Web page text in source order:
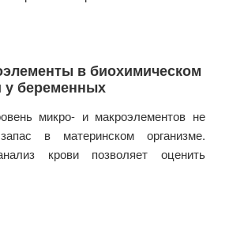
в биохимическом
у беременных
микро- и макроэлементов не
в материнском организме.
крови позволяет оценить